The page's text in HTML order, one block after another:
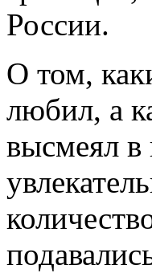
России.
О том,
любил, а
высмеял в